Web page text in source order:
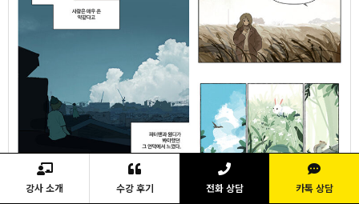
강사 소개 수강 후기 전화 상담 카톡 상담